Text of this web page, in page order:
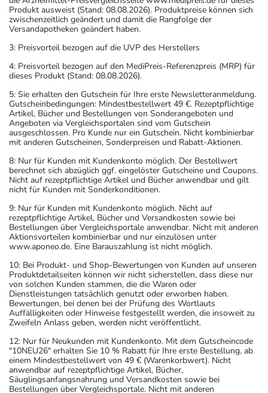
Produkt ausweist (Stand: 08.08.2026). Produktpreise können sich
zwischenzeitlich geändert und damit die Rangfolge der
Versandapotheken geändert haben.
3: Preisvorteil bezogen auf die UVP des Herstellers
4: Preisvorteil bezogen auf den MediPreis-Referenzpreis (MRP) für
dieses Produkt (Stand: 08.08.2026).
5: Sie erhalten den Gutschein für Ihre erste Newsletteranmeldung.
Gutscheinbedingungen: Mindestbestellwert 49 €. Rezeptpflichtige
Artikel, Bücher und Bestellungen von Sonderangeboten und
Angeboten via Vergleichsportalen sind vom Gutschein
ausgeschlossen. Pro Kunde nur ein Gutschein. Nicht kombinierbar
mit anderen Gutscheinen, Sonderpreisen und Rabatt-Aktionen.
8: Nur für Kunden mit Kundenkonto möglich. Der Bestellwert
berechnet sich abzüglich ggf. eingelöster Gutscheine und Coupons.
Nicht auf rezeptpflichtige Artikel und Bücher anwendbar und gilt
nicht für Kunden mit Sonderkonditionen.
9: Nur für Kunden mit Kundenkonto möglich. Nicht auf
rezeptpflichtige Artikel, Bücher und Versandkosten sowie bei
Bestellungen über Vergleichsportale anwendbar. Nicht mit anderen
Aktionsvorteilen kombinierbar und nur einzulösen unter
www.aponeo.de. Eine Barauszahlung ist nicht möglich.
10: Bei Produkt- und Shop-Bewertungen von Kunden auf unseren
Produktdetailseiten können wir nicht sicherstellen, dass diese nur
von solchen Kunden stammen, die die Waren oder
Dienstleistungen tatsächlich genutzt oder erworben haben.
Bewertungen, bei denen bei der Prüfung des Wortlauts
Auffälligkeiten oder Hinweise festgestellt werden, die insoweit zu
Zweifeln Anlass geben, werden nicht veröffentlicht.
12: Nur für Neukunden mit Kundenkonto. Mit dem Gutscheincode
"10NEU26" erhalten Sie 10 % Rabatt für Ihre erste Bestellung, ab
einem Mindestbestellwert von 49 € (Warenkorbwert). Nicht
anwendbar auf rezeptpflichtige Artikel, Bücher,
Säuglingsanfangsnahrung und Versandkosten sowie bei
Bestellungen über Vergleichsportale. Nicht mit anderen